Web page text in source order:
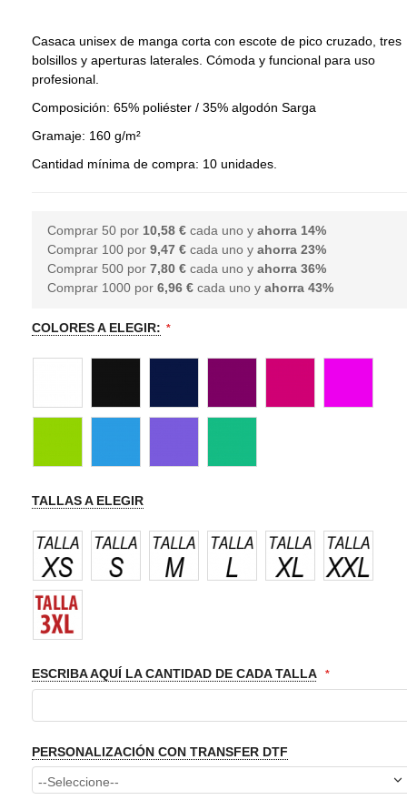
Casaca unisex de manga corta con escote de pico cruzado, tres
bolsillos y aperturas laterales. Cómoda y funcional para uso
profesional.
Composición: 65% poliéster / 35% algodón Sarga
Gramaje: 160 g/m²
Cantidad mínima de compra: 10 unidades.
Comprar 50 por 10,58 € cada uno yahorra 14%
Comprar 100 por9,47 € cada uno yahorra23%
Comprar 500 por7,80 € cada uno yahorra36%
Comprar 1000 por6,96 € cada uno yahorra43%
COLORES A ELEGIR:
TALLAS A ELEGIR
ESCRIBA AQUÍ LA CANTIDAD DE CADA TALLA
PERSONALIZACIÓN CON TRANSFER DTF